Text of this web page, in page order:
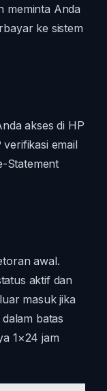
meminta Anda
ke sistem
akses di HP
email
Statement
awal.
aktif dan
masuk jika
batas
1×24 jam